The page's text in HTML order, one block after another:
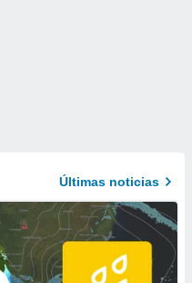
Últimas noticias